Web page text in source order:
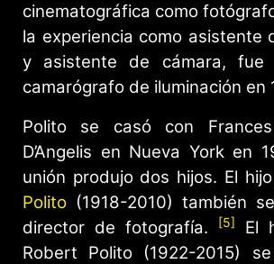
cinematográfica como
la experiencia como asistente
y asistente de cámara, fue
camarógrafo de iluminación en
Polito se casó con Frances
D’Angelis en Nueva York en
unión produjo dos hijos. El
Polito (1918-2010) también
director de fotografía.
[5]
El
Robert Polito (1922-2015)